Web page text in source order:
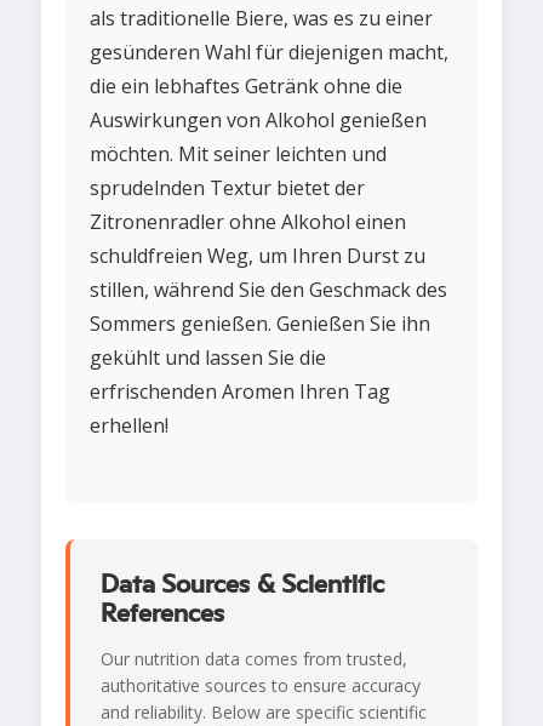
als traditionelle Biere, was es zu einer
gesünderen Wahl für diejenigen macht,
die ein lebhaftes Getränk ohne die
Auswirkungen von Alkohol genießen
möchten. Mit seiner leichten und
sprudelnden Textur bietet der
Zitronenradler ohne Alkohol einen
schuldfreien Weg, um Ihren Durst zu
stillen, während Sie den Geschmack des
Sommers genießen. Genießen Sie ihn
gekühlt und lassen Sie die
erfrischenden Aromen Ihren Tag
erhellen!
Data Sources & Scientific
References
Our nutrition data comes from trusted,
authoritative sources to ensure accuracy
and reliability. Below are specific scientific